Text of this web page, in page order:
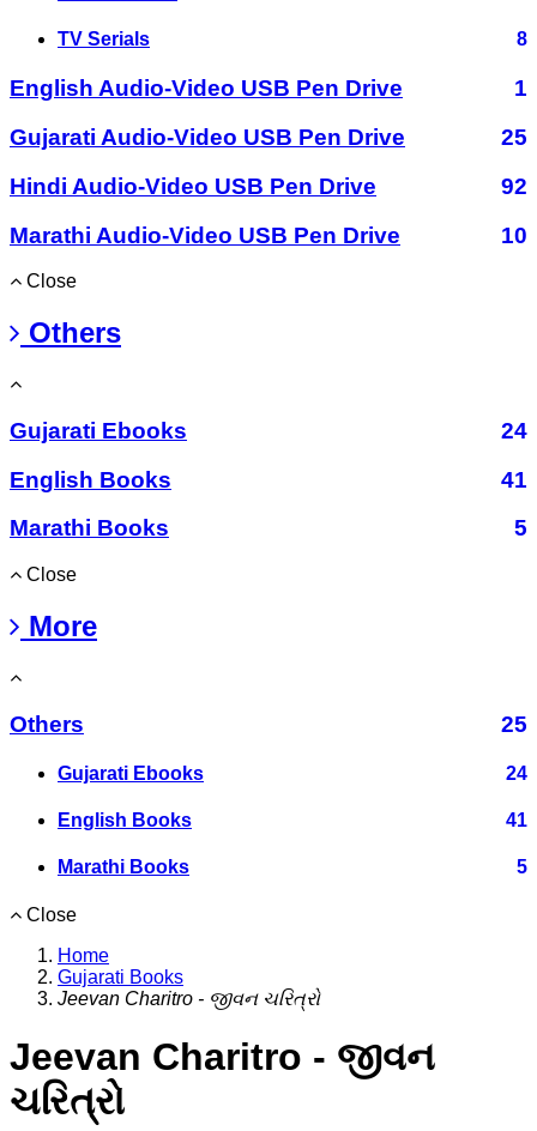
TV Serials 8
English Audio-Video USB Pen Drive
1
Gujarati Audio-Video USB Pen Drive
25
Hindi Audio-Video USB Pen Drive
92
Marathi Audio-Video USB Pen Drive
10
Close
Others
Gujarati Ebooks
24
English Books
41
Marathi Books
5
Close
More
Others 25
Gujarati Ebooks 24
English Books 41
Marathi Books 5
Close
Home
Gujarati Books
Jeevan Charitro - જીવન ચરિત્રો
Jeevan Charitro - જીવન
ચરિત્રો